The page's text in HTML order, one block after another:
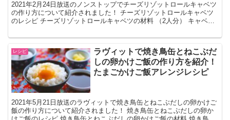
2021年2月24日放送のノンストップでチーズリゾットロールキャベツ
の作り方について紹介されました！ チーズリゾットロールキャベツ
のレシピ チーズリゾットロールキャベツの材料 （2人分） キャベ
レシピ
ラヴィットで焼き鳥缶とねこぶだ
しの卵かけご飯の作り方を紹介！
たまごかけご飯アレンジレシピ
2021年5月21日放送のラヴィットで焼き鳥缶とねこぶだしの卵かけご
飯の作り方について紹介されました！ 焼き鳥缶とねこぶだしの卵か